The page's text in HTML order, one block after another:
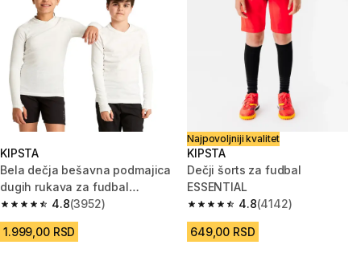
KIPSTA
Bela dečja bešavna podmajica
dugih rukava za fudbal
KEEPDRY 4.8
4.8 od 5 zvezdica from 3952 Recenzije
(3952)
1.999,00 RSD
Najpovoljniji kvalitet
KIPSTA
Dečji šorts za fudbal
ESSENTIAL
4.8
4.8 od 5 zvezdica from 4142
(4142)
649,00 RSD